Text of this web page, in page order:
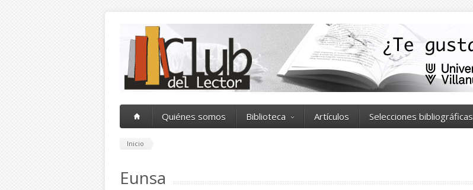
Quiénes somos Biblioteca Artículos Selecciones bibliográficas
Inicio
Eunsa